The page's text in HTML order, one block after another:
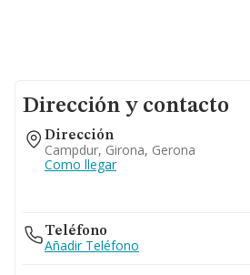
Dirección y contacto
Dirección
Campdur, Girona, Gerona
Como llegar
Teléfono
Añadir Teléfono